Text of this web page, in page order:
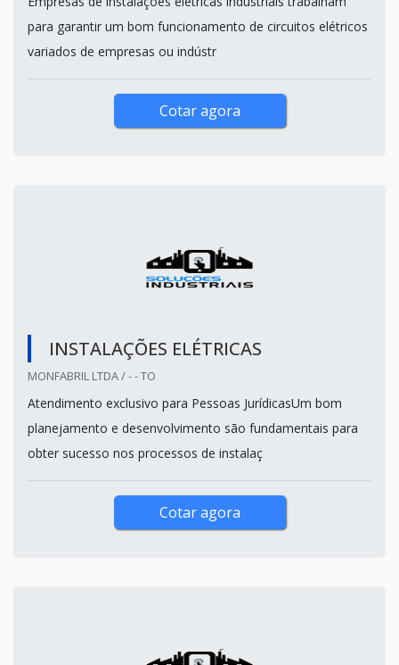
para garantir um bom funcionamento de circuitos elétricos
variados de empresas ou indústr
Cotar agora
INSTALAÇÕES ELÉTRICAS
MONFABRIL LTDA / - - TO
Atendimento exclusivo para Pessoas JurídicasUm bom
planejamento e desenvolvimento são fundamentais para
obter sucesso nos processos de instalaç
Cotar agora